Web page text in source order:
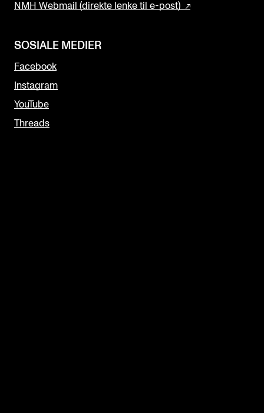
NMH Webmail (direkte lenke til e-post)
SOSIALE MEDIER
Facebook
Instagram
YouTube
Threads